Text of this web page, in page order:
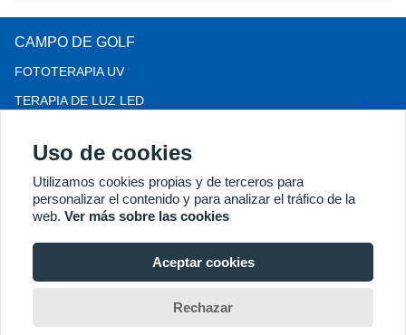
CAMPO DE GOLF
FOTOTERAPIA UV
TERAPIA DE LUZ LED
COLPOSCOPIO
MÁS PRODUCTOS
Copyright® 2018 Kernel Medical Equipment Co.,LTD. Dirección
electrónico: may@kernelmed.com
Uso de cookies
Utilizamos cookies propias y de terceros para
personalizar el contenido y para analizar el tráfico de la
web. Ver más sobre las cookies
Aceptar cookies
Rechazar